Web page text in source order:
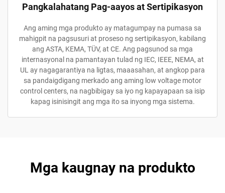
Pangkalahatang Pag-aayos at Sertipikasyon
Ang aming mga produkto ay matagumpay na pumasa sa
mahigpit na pagsusuri at proseso ng sertipikasyon, kabilang
ang ASTA, KEMA, TÜV, at CE. Ang pagsunod sa mga
internasyonal na pamantayan tulad ng IEC, IEEE, NEMA, at
UL ay nagagarantiya na ligtas, maaasahan, at angkop para
sa pandaigdigang merkado ang aming low voltage motor
control centers, na nagbibigay sa iyo ng kapayapaan sa isip
kapag isinisingit ang mga ito sa inyong mga sistema.
Mga kaugnay na produkto